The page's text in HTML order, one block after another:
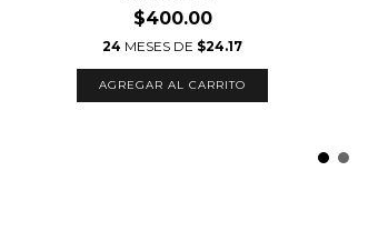
$400.00
24 MESES DE $24.17